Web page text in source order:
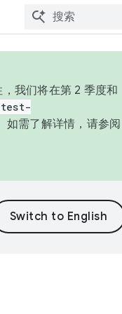
我们将在第 2 季度和
如需了解详情，请参阅